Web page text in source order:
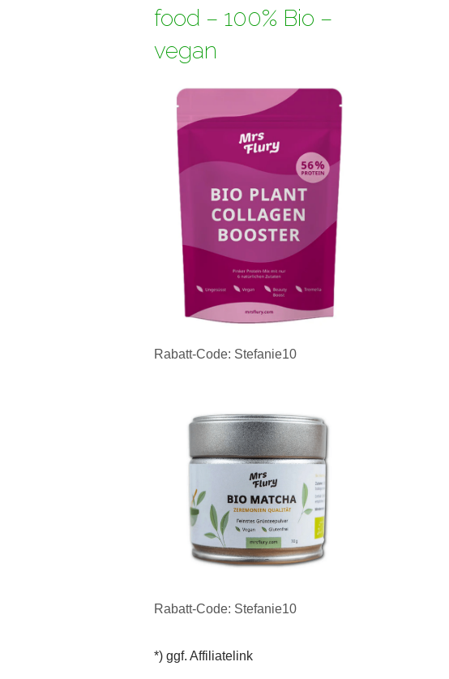
food – 100% Bio –
vegan
Rabatt-Code: Stefanie10
Rabatt-Code: Stefanie10
*) ggf. Affiliatelink